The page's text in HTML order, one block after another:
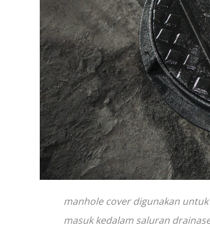
manhole cover digunakan
masuk kedalam saluran